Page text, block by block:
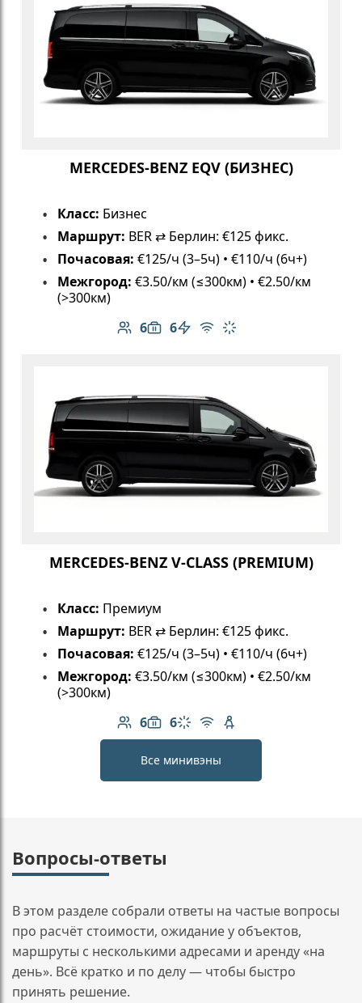
MERCEDES-BENZ EQV (БИЗНЕС)
Класс: Бизнес
Маршрут: BER ⇄ Берлин: €125 фикс.
Почасовая: €125/ч (3–5ч) • €110/ч (6ч+)
Межгород: €3.50/км (≤300км) • €2.50/км
(>300км)
6
Количество пассажиров: 6
6
Вместимость багажа: 6
Электромобиль
Бесплатный Wi-Fi
Климат-контроль
MERCEDES-BENZ V-CLASS (PREMIUM)
Класс: Премиум
Маршрут: BER ⇄ Берлин: €125 фикс.
Почасовая: €125/ч (3–5ч) • €110/ч (6ч+)
Межгород: €3.50/км (≤300км) • €2.50/км
(>300км)
6
Количество пассажиров: 6
6
Вместимость багажа: 6
Климат-контроль
Бесплатный Wi-Fi
Детское кресло
Все минивэны
Вопросы-ответы
В этом разделе собрали ответы на частые вопросы
про расчёт стоимости, ожидание у объектов,
маршруты с несколькими адресами и аренду «на
день». Всё кратко и по делу — чтобы быстро
принять решение.